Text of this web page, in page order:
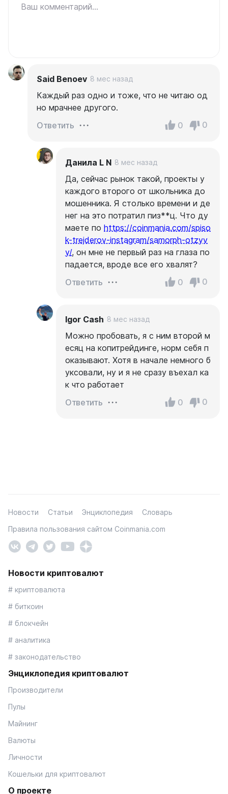
Ваш комментарий...
Said Benoev 8 мес назад
Каждый раз одно и тоже, что не читаю од
но мрачнее другого.
Ответить
0 0
Данила L N 8 мес назад
Да, сейчас рынок такой, проекты у
каждого второго от школьника до
мошенника. Я столько времени и де
нег на это потратил пиз**ц. Что ду
маете по https://coinmania.com/spiso
k-trejderov-instagram/samorph-otzyv
y/, он мне не первый раз на глаза по
падается, вроде все его хвалят?
Ответить
0 0
Igor Cash 8 мес назад
Можно пробовать, я с ним второй м
есяц на копитрейдинге, норм себя п
оказывают. Хотя в начале немного б
уксовали, ну и я не сразу въехал ка
к что работает
Ответить
0 0
Новости Статьи Энциклопедия
Словарь
Правила пользования сайтом Coinmania.com
Новости криптовалют
# криптовалюта
# биткоин
# блокчейн
# аналитика
# законодательство
Энциклопедия криптовалют
Производители
Пулы
Майнинг
Валюты
Личности
Кошельки для криптовалют
О проекте